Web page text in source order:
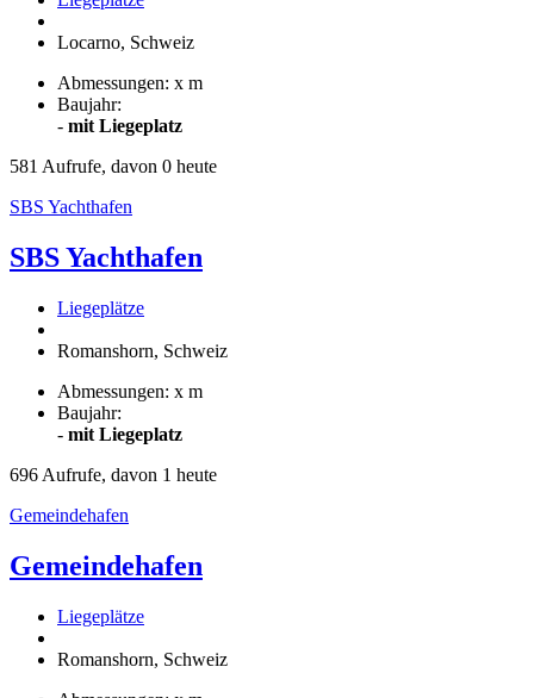
Locarno, Schweiz
Abmessungen: x m
Baujahr:
- mit Liegeplatz
581 Aufrufe, davon 0 heute
SBS Yachthafen
SBS Yachthafen
Liegeplätze
Romanshorn, Schweiz
Abmessungen: x m
Baujahr:
- mit Liegeplatz
696 Aufrufe, davon 1 heute
Gemeindehafen
Gemeindehafen
Liegeplätze
Romanshorn, Schweiz